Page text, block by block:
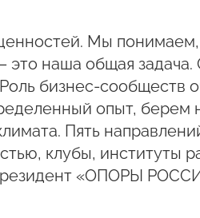
Мы понимаем,
это наша общая
бизнес-сообществ
опыт, берем
Пять
клубы, институты
«ОПОРЫ